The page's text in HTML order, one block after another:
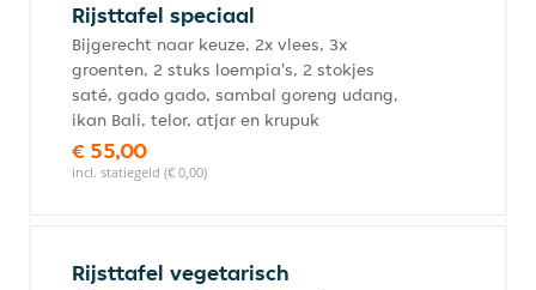
Rijsttafel speciaal
Bijgerecht naar keuze, 2x vlees, 3x
groenten, 2 stuks loempia's, 2 stokjes
saté, gado gado, sambal goreng udang,
ikan Bali, telor, atjar en krupuk
€ 55,00
incl. statiegeld (€ 0,00)
Rijsttafel vegetarisch